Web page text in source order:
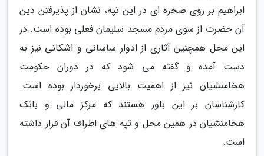
ابراهیم بر روی صخره ای در این تپه، نشان از پذیرفتن دین
آن حضرت از سوی مردم مسجد سلیمان فعلی بوده است. در
این محل همچنین آثاری از ادوار ساسانی و اشکانی نیز به
دست آمده و گفته می شود که در دوران حکومت
هخامنشیان نیز از اهمیت بالایی برخوردار بوده است.
کارشناسان بر این باور هستند که مرکز مالی و بانک
هخامنشیان در همین محل و تپه های اطراف آن قرار داشته
است.